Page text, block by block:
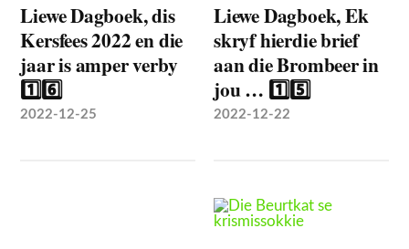
Liewe Dagboek, dis
Kersfees 2022 en die
jaar is amper verby
1️⃣6️⃣
2022-12-25
Liewe Dagboek, Ek
skryf hierdie brief
aan die Brombeer in
jou … 1️⃣5️⃣
2022-12-22